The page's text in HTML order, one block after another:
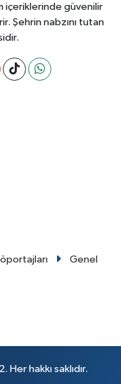
içeriklerinde güvenilir
Şehrin nabzını tutan
Genel
hakkı saklıdır.